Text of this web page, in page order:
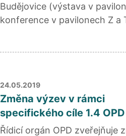
Budějovice (výstava v
konference v pavilonech Z a
24.05.2019
Změna výzev v rámci
specifického cíle 1.4 OPD
Řídicí orgán OPD zveřejňuje